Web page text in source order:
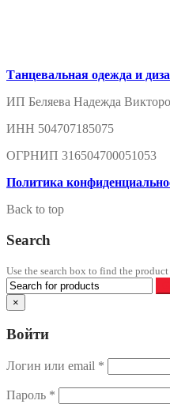
Танцевальная одежда и
ИП Беляева Надежда
ИНН 504707185075
ОГРНИП 316504700051053
Политика
Back to top
Search
Use the search box to find the
×
Войти
Логин или email *
Пароль *